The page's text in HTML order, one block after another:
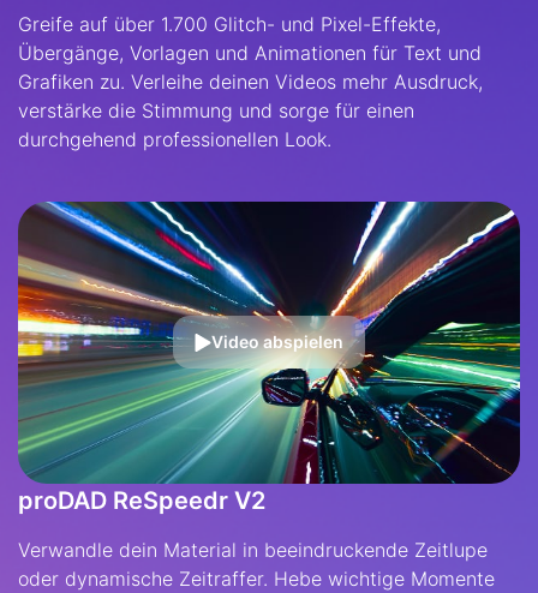
Greife auf über 1.700 Glitch- und Pixel-Effekte,
Übergänge, Vorlagen und Animationen für Text und
Grafiken zu. Verleihe deinen Videos mehr Ausdruck,
verstärke die Stimmung und sorge für einen
durchgehend professionellen Look.
Video abspielen
proDAD ReSpeedr V2
Verwandle dein Material in beeindruckende Zeitlupe
oder dynamische Zeitraffer. Hebe wichtige Momente